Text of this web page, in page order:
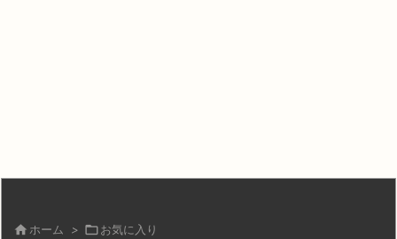
 ホーム > お気に入り